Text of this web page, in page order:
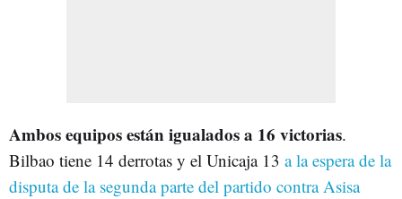
Ambos equipos están igualados a 16 victorias.
Bilbao tiene 14 derrotas y el Unicaja 13 a la espera de la
disputa de la segunda parte del partido contra Asisa